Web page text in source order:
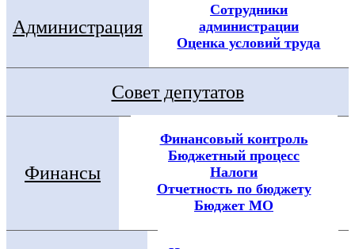
Администрация
Сотрудники
администрации
Оценка условий труда
Совет депутатов
Финансы
Финансовый контроль
Бюджетный процесс
Налоги
Отчетность по бюджету
Бюджет МО